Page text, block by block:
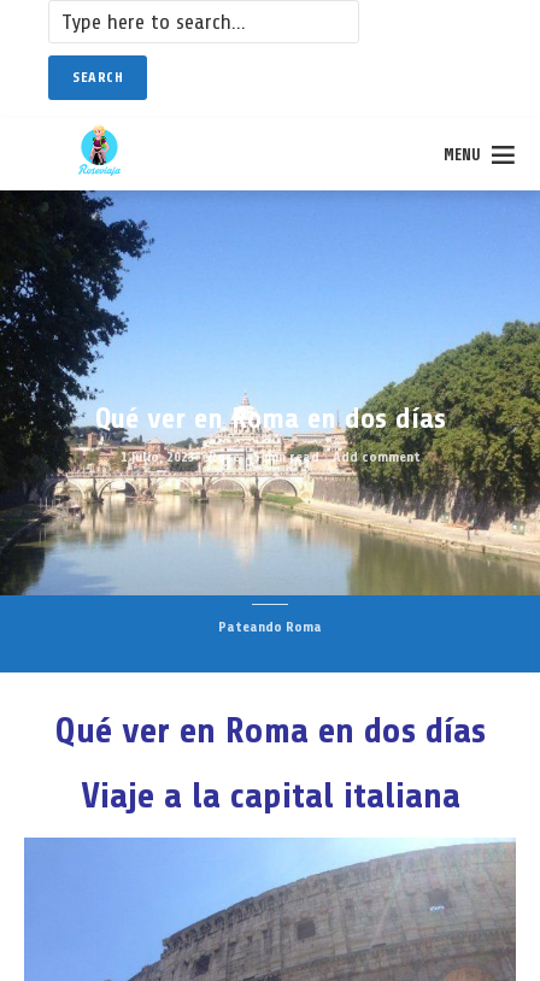
SEARCH
MENU
Pateando Roma
Qué ver en Roma en dos días
1 julio, 2023 Rose 5 min read Add comment
Qué ver en Roma en dos días
Viaje a la capital italiana